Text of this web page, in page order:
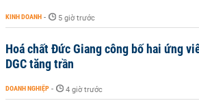
KINH DOANH - 5 giờ trước
Hoá chất Đức Giang công bố hai ứng
DGC tăng trần
DOANH NGHIỆP - 4 giờ trước